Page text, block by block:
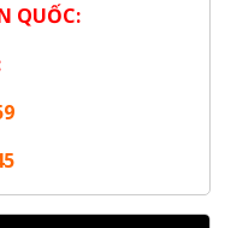
tổ chức Hội nghị đối
Tàu Vận Tải Minh
QUỐC: